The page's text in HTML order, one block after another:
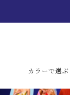
カラーで選ぶ